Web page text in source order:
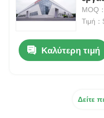
Οικοδόμηση δομής
Εργαστήριο
κτίρια
MOQ
Τιμή
Καλύτερη τιμή
Δείτε